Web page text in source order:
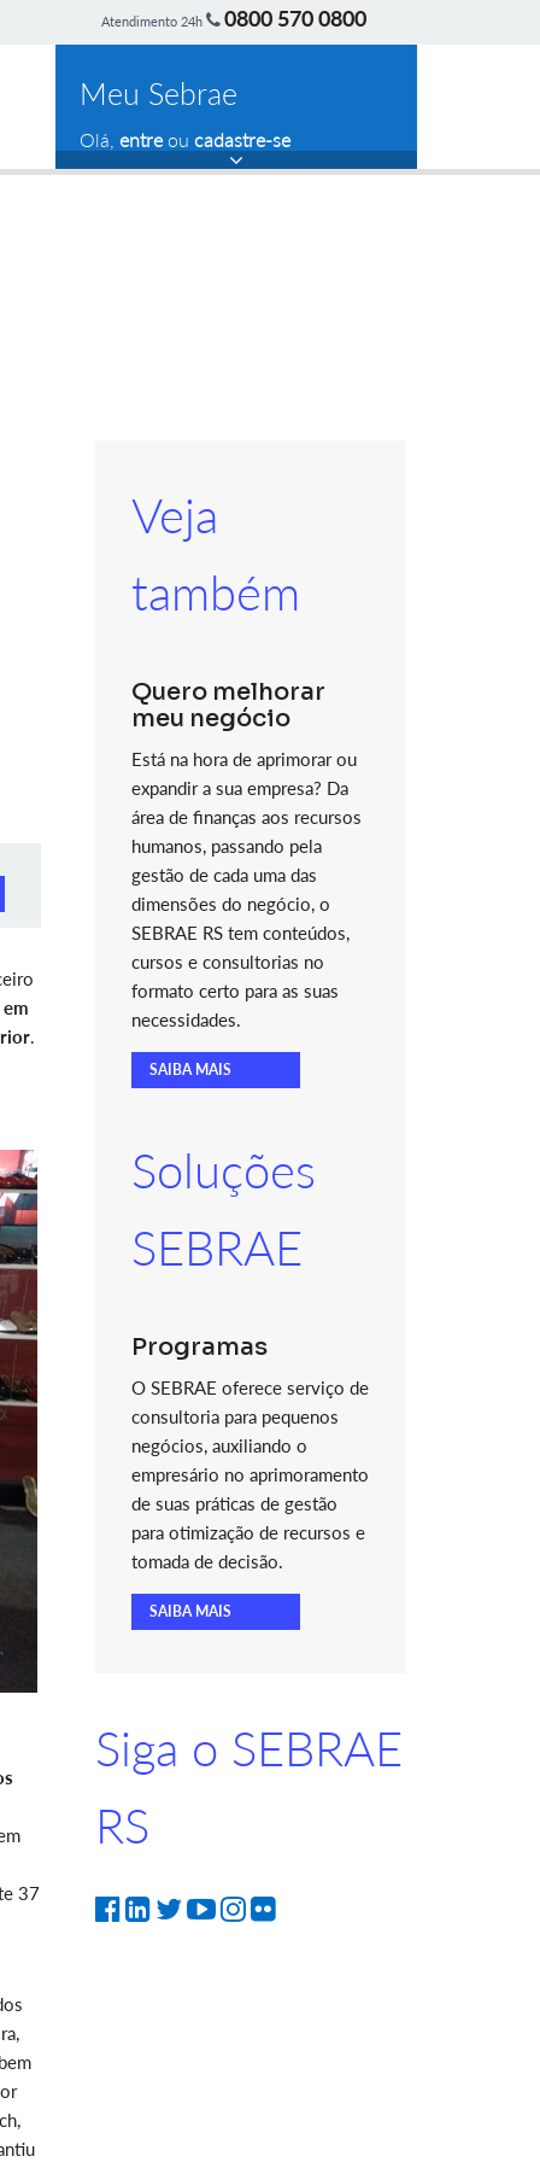
Atendimento 24h 0800 570 0800
Meu Sebrae
Olá, entreou cadastre-se
.
37
Veja
também
Quero melhorar
meu negócio
Está na hora de aprimorar ou
expandir a sua empresa? Da
área de finanças aos recursos
humanos, passando pela
gestão de cada uma das
dimensões do negócio, o
SEBRAE RS tem conteúdos,
cursos e consultorias no
formato certo para as suas
necessidades.
SAIBA MAIS
Soluções
SEBRAE
Programas
O SEBRAE oferece serviço de
consultoria para pequenos
negócios, auxiliando o
empresário no aprimoramento
de suas práticas de gestão
para otimização de recursos e
tomada de decisão.
SAIBA MAIS
Siga o SEBRAE
RS